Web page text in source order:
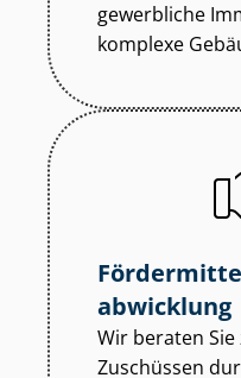
gewerbliche
komplexe
abwicklung
Wir beraten
Zuschüssen